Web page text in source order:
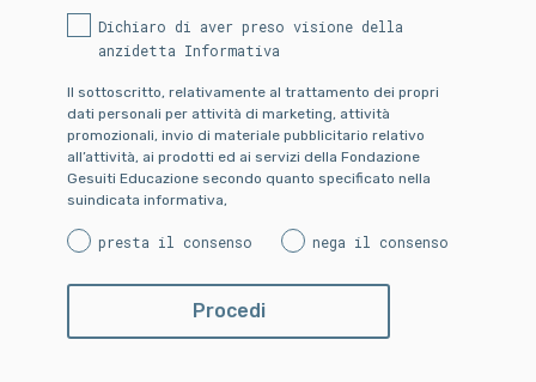
Dichiaro di aver preso visione della
anzidetta Informativa
Il sottoscritto, relativamente al trattamento dei propri
dati personali per attività di marketing, attività
promozionali, invio di materiale pubblicitario relativo
all’attività, ai prodotti ed ai servizi della Fondazione
Gesuiti Educazione secondo quanto specificato nella
suindicata informativa,
presta il consenso nega il consenso